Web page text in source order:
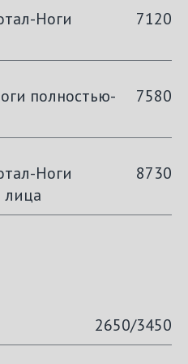
Ноги
7120
полностью-
7580
Ноги
лица
8730
2650/3450